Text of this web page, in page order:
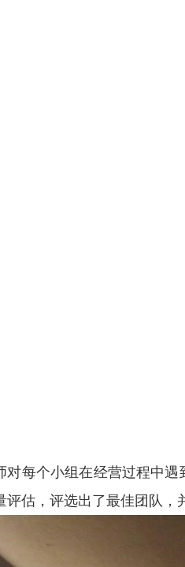
对每个小组在经营过程中
评估，评选出了最佳团队，